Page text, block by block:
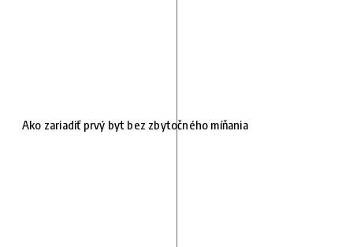
Ako zariadiť prvý byt bez zbytočného míňania